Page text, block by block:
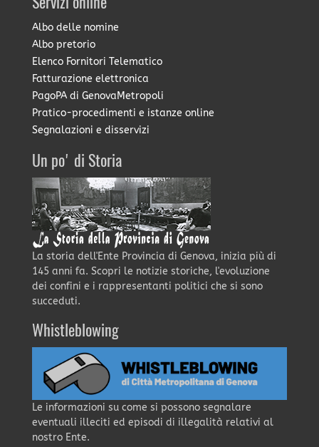
Servizi online
Albo delle nomine
Albo pretorio
Elenco Fornitori Telematico
Fatturazione elettronica
PagoPA di GenovaMetropoli
Pratico-procedimenti e istanze online
Segnalazioni e disservizi
Un po' di Storia
La storia dell'Ente Provincia di Genova, inizia più di
145 anni fa. Scopri le notizie storiche, l'evoluzione
dei confini e i rappresentanti politici che si sono
succeduti.
Whistleblowing
Le informazioni su come si possono segnalare
eventuali illeciti ed episodi di illegalità relativi al
nostro Ente.